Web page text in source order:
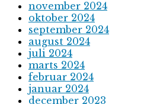
november 2024
oktober 2024
september 2024
august 2024
juli 2024
marts 2024
februar 2024
januar 2024
december 2023